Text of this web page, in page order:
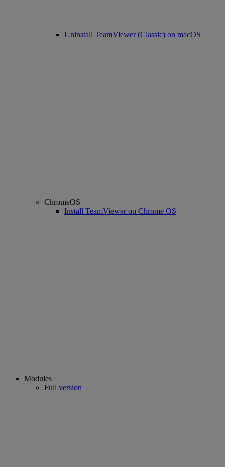
Uninstall TeamViewer (Classic) on macOS
ChromeOS
Install TeamViewer on Chrome OS
Modules
Full version